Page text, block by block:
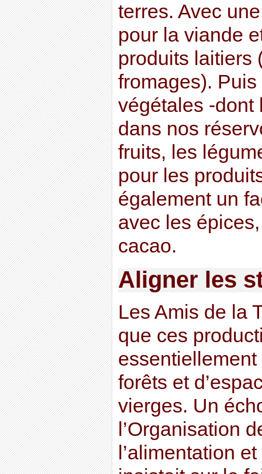
terres. Avec
pour la viande
produits laitiers
fromages).
végétales -dont
dans nos
fruits, les
pour les
également un
avec les
cacao.
Aligner les
Les Amis de la
que ces
forêts et
vierges. Un
l’Organisation
l’alimentation